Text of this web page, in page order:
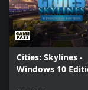
Cities: Skylines -
Windows 10